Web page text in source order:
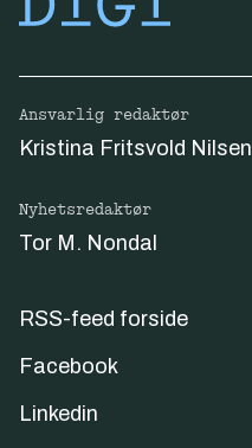
Ansvarlig redaktør
Kristina Fritsvold Nilsen
Nyhetsredaktør
Tor M. Nondal
RSS-feed forside
Facebook
Linkedin